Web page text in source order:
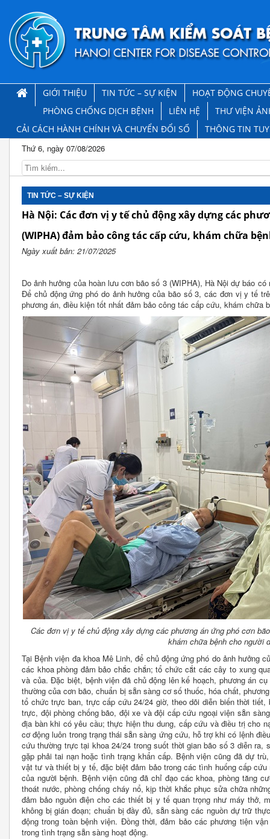
GIỚI THIỆU TIN TỨC – SỰ KIỆN
HOẠT ĐỘNG
PHÒNG CHỐNG DỊCH BỆNH
LIÊN HỆ
THƯ VIỆN
CẢI CÁCH HÀNH CHÍNH VÀ CHUYỂN ĐỔI SỐ
THÔNG TIN
Thứ 6, ngày 07/08/2026
TIN TỨC – SỰ KIỆN
Hà Nội: Các đơn vị y tế chủ động xây dựng các
(WIPHA) đảm bảo công tác cấp cứu, khám chữa
Ngày xuất bản: 21/07/2025
Do ảnh hưởng của hoàn lưu cơn bão số 3 (WIPHA), Hà Nội dự báo
Để chủ động ứng phó do ảnh hưởng của bão số 3, các đơn vị y tế
phương án, điều kiện tốt nhất đảm bảo công tác cấp cứu, khám chữa
Các đơn vị y tế chủ động xây dựng các phương án ứng phó cơn
khám chữa bệnh cho người
Tại Bệnh viện đa khoa Mê Linh, để chủ động ứng phó do ảnh hưởng
các khoa phòng đảm bảo chắc chắn; tổ chức cắt các cây to xung
và của. Đặc biệt, bệnh viện đã chủ động lên kế hoạch, phương án
thường của cơn bão, chuẩn bị sẵn sàng cơ số thuốc, hóa chất,
tổ chức trực ban, trực cấp cứu 24/24 giờ, theo dõi diễn biến thời
trực, đội phòng chống bão, đội xe và đội cấp cứu ngoại viện sẵn
địa bàn khi có yêu cầu; thực hiện thu dung, cấp cứu và điều trị cho
cơ động luôn trong trạng thái sẵn sàng ứng cứu, hỗ trợ khi có lệnh
cứu thường trực tại khoa 24/24 trong suốt thời gian bão số 3 diễn ra,
gặp phải tai nạn hoặc tình trạng khẩn cấp. Bệnh viện cũng đã dự
vật tư và thiết bị y tế, đặc biệt đảm bảo trong các tình huống cấp
của người bệnh. Bệnh viện cũng đã chỉ đạo các khoa, phòng tăng
thoát nước, phòng chống cháy nổ, kịp thời khắc phục sửa chữa
đảm bảo nguồn điện cho các thiết bị y tế quan trọng như máy thở,
không bị gián đoạn; chuẩn bị đầy đủ, sẵn sàng các nguồn dự trữ
động trong toàn bệnh viện. Đồng thời, đảm bảo các phương tiện
trong tình trạng sẵn sàng hoạt động.